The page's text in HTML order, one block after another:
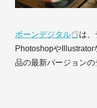
ボーンデジタル
は、
Photoshopや
品の最新バージョンの